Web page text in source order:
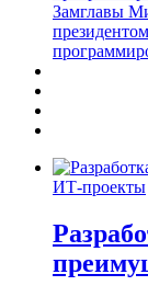
Замглавы
ИТ-проекты